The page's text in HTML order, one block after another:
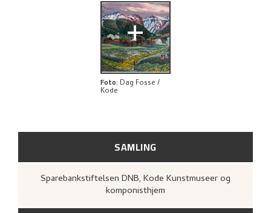
UTSTILLINGSHISTORIE
BIBLIOGRAFI
UTFORSK
SAMLING
Sparebankstiftelsen DNB, Kode Kunstmuseer og
komponisthjem
+
Foto: Dag Fosse /
Kode